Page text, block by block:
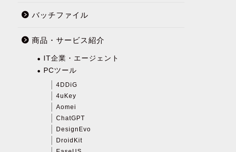
バッチファイル
商品・サービス紹介
IT企業・エージェント
PCツール
4DDiG
4uKey
Aomei
ChatGPT
DesignEvo
DroidKit